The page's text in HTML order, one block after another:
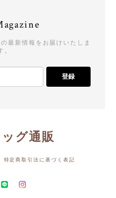
最新情報をお届けいたしま
。
登録
グ通販
特定商取引法に基づく表記